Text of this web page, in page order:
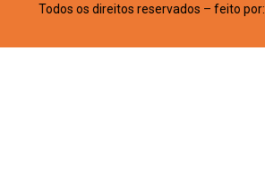
Todos os direitos reservados – feito por: